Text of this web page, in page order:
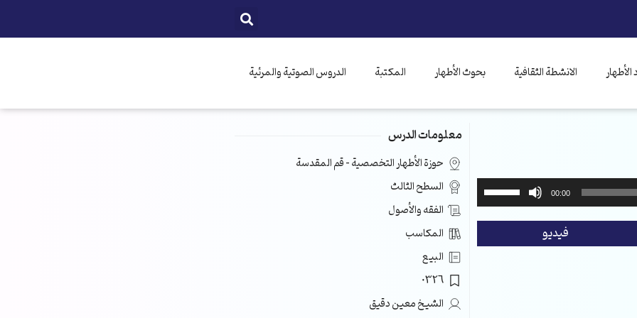
الانشطة الثقافية بحوث الأطهار المكتبة الدروس الصوتية والمرئية
00:00
استخدم
الأسهم
فيديو
معلومات الدرس
حوزة الأطهار التخصصية – قم المقدسة
السطح الثالث
الفقه والأصول
المكاسب
البيع
0326
الشيخ معين دقيق